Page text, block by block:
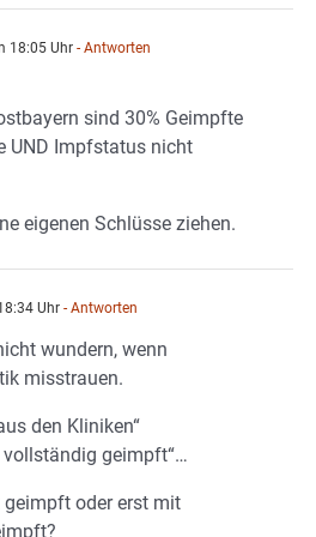
18:05 Uhr - Antworten
sind 30% Geimpfte
UND Impfstatus nicht
eigenen Schlüsse ziehen.
Uhr - Antworten
wundern, wenn
misstrauen.
den Kliniken“
geimpft“…
geimpft oder erst mit